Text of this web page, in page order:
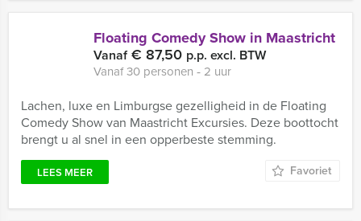
Floating Comedy Show in Maastricht
Vanaf€ 87,50 p.p. excl. BTW
Vanaf 30 personen ‐ 2 uur
Lachen, luxe en Limburgse gezelligheid in de Floating
Comedy Show van Maastricht Excursies. Deze boottocht
brengt u al snel in een opperbeste stemming.
LEES MEER Favoriet